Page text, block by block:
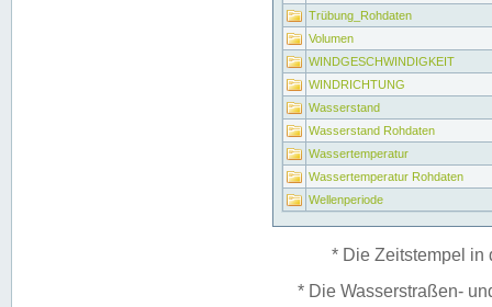
Trübung_Rohdaten
Volumen
WINDGESCHWINDIGKEIT
WINDRICHTUNG
Wasserstand
Wasserstand Rohdaten
Wassertemperatur
Wassertemperatur Rohdaten
Wellenperiode
* Die Zeitstempel in
* Die Wasserstraßen-